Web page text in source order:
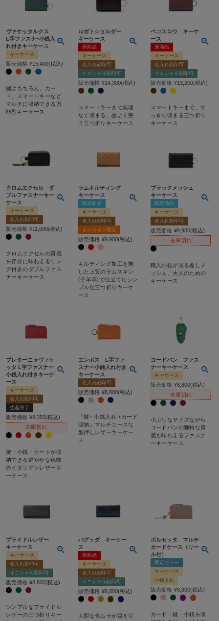
ヴァケッタルクス
L字ファスナｰ小銭入
れ付きキーケース
キーケース
販売価格 ¥15,400 税込
鍵はもちろん、カー
ド、スマートキーなど
マルチに収納できる万
能型キーケース
ルガトショルダー
キーケース
新商品
キーケース
名入れ刻印可
イニシャル刻印可
販売価格 ¥14,300 税込
スマートキーまで無理
なく収まる、品よく整
う三つ折りキーケース
ペコスロウ キーケ
ース
新商品
キーケース
名入れ刻印可
イニシャル刻印可
販売価格 ¥13,200 税込
スマートキーまで、す
っきり収まる三つ折り
キーケース
クロムエクセル ダ
ブルファスナーキー
ケース
キーケース
名入れ刻印可
販売価格 ¥11,000 税込
クロムエクセルの質感
を存分に味わえるリン
グ付きのダブルファス
ナーキーケース
ラムキルティング
キーケース
限定商品
キーケース
名入れ刻印可
オンライン限定
販売価格 ¥9,900 税込
キルティング加工を施
した上質のラムスキン
(子羊革)で仕立てたシン
プルな三つ折りキーケ
ース
ブラックメッシュ
キーケース
限定商品
キーケース
名入れ刻印可
販売価格 ¥9,900 税込
在庫切れ
職人の技が光る差しメ
ッシュ、大人のための
キーケース
ブレターニャヴァケ
ッタ L字ファスナー
小銭入れ付きキーケ
ース
キーケース
名入れ刻印可
生産終了
販売価格 ¥9,350 税込
在庫切れ
鍵・小銭・カードが収
納できる鮮やかな色味
のイタリアンレザーキ
ーケース
エンボス L字ファ
スナー小銭入れ付き
キーケース
名入れ刻印可
販売価格 ¥8,800 税込
「鍵+ 小銭入れ +カード
収納」マルチユースな
型押しレザーキーケー
ス
コードバン ファス
ナーキーケース
キーケース
販売価格 ¥8,800 税込
在庫切れ
小ぶりなサイズながら
コードバンの独特な質
感も味わえるファスナ
ーキーケース
ブライドルレザー
キーケース
キーケース
名入れ刻印可
イニシャル刻印可
販売価格 ¥8,800 税込
シンプルなブライドル
レザーの三つ折りキー
バグッダ キーケー
ス
新商品
キーケース
名入れ刻印可
イニシャル刻印可
販売価格 ¥8,800 税込
大胆な色ムラが目を引
ボルセッタ マルチ
カードケース（リー
ル付）
限定カラー
キーケース
小銭入れ
販売価格 ¥8,800 税込
カード・鍵・小銭を収